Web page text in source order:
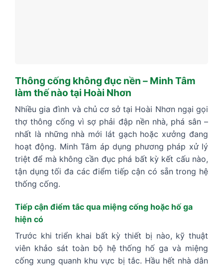
Thông cống không đục nền – Minh Tâm
làm thế nào tại Hoài Nhơn
Nhiều gia đình và chủ cơ sở tại Hoài Nhơn ngại gọi
thợ thông cống vì sợ phải đập nền nhà, phá sân –
nhất là những nhà mới lát gạch hoặc xưởng đang
hoạt động. Minh Tâm áp dụng phương pháp xử lý
triệt để mà không cần đục phá bất kỳ kết cấu nào,
tận dụng tối đa các điểm tiếp cận có sẵn trong hệ
thống cống.
Tiếp cận điểm tắc qua miệng cống hoặc hố ga
hiện có
Trước khi triển khai bất kỳ thiết bị nào, kỹ thuật
viên khảo sát toàn bộ hệ thống hố ga và miệng
cống xung quanh khu vực bị tắc. Hầu hết nhà dân